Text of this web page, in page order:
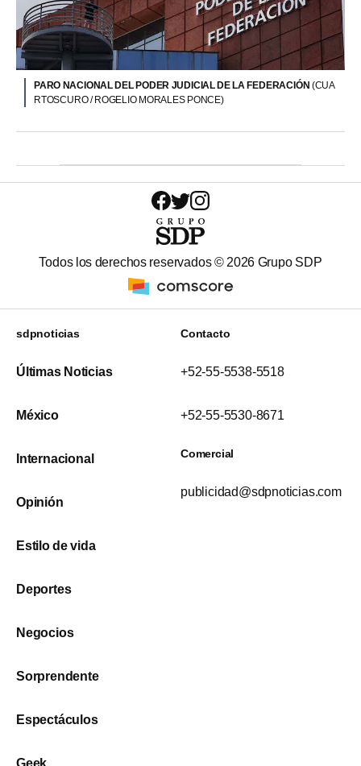
PARO NACIONAL DEL PODER JUDICIAL DE LA FEDERACIÓN (CUA
RTOSCURO / ROGELIO MORALES PONCE)
Todos los derechos reservados © 2026 Grupo SDP
sdpnoticias
Últimas Noticias
México
Internacional
Opinión
Estilo de vida
Deportes
Negocios
Sorprendente
Espectáculos
Geek
Contacto
+52-55-5538-5518
+52-55-5530-8671
Comercial
publicidad@sdpnoticias.com